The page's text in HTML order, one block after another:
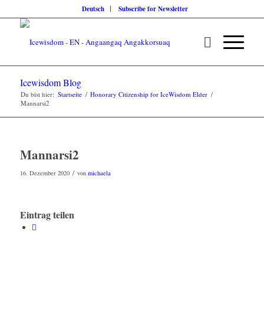
Deutsch Subscribe for Newsletter
Icewisdom Blog
Du bist hier: Startseite / Honorary Citizenship for IceWisdom Elder /
Mannarsi2
Mannarsi2
16. Dezember 2020 / von michaela
Eintrag teilen